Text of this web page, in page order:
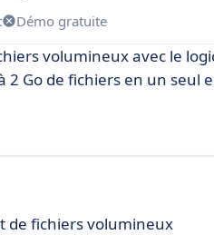
Démo gratuite
volumineux avec le
Go de fichiers en un seul
de fichiers volumineux